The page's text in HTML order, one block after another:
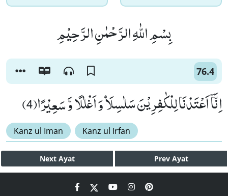
بِسْمِ اللّٰهِ الرَّحْمٰنِ الرَّحِیْمِ
76.4
اِنَّاۤ اَعْتَدْنَا لِلْكٰفِرِیْنَ سَلٰسِلَاۡ وَ اَغْلٰلًا وَّ سَعِیْرًا(4)
Kanz ul Iman Kanz ul Irfan
Next Ayat Prev Ayat